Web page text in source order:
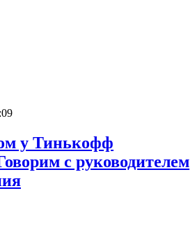
у Тинькофф
с руководителем